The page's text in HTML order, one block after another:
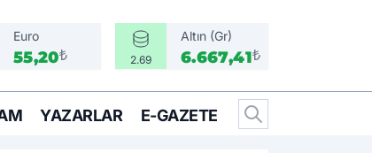
Euro
55,20₺ 2.69
Altın (Gr)
6.667,41₺
YAZARLAR E-GAZETE